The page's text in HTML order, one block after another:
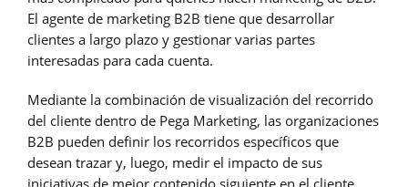
El agente de marketing B2B tiene que desarrollar
clientes a largo plazo y gestionar varias partes
interesadas para cada cuenta.
Mediante la combinación de visualización del recorrido
del cliente dentro de Pega Marketing, las organizaciones
B2B pueden definir los recorridos específicos que
desean trazar y, luego, medir el impacto de sus